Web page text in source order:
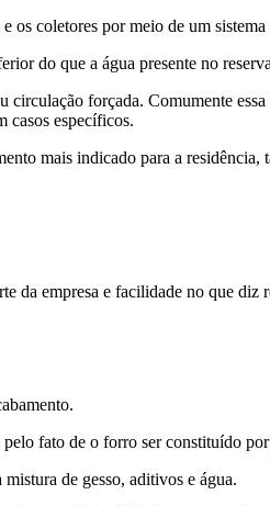
coletores por meio de um
do que a água presente no
forçada. Comumente
casos específicos.
mais indicado para a residência,
empresa e facilidade no que diz
fato de o forro ser constituído
de gesso, aditivos e água.